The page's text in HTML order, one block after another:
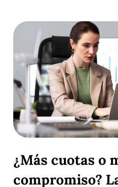
¿Más cuotas o
compromiso?